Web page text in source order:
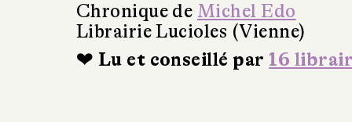
Chronique de Michel Edo
Librairie Lucioles (Vienne)
❤ Lu et conseillé par 16